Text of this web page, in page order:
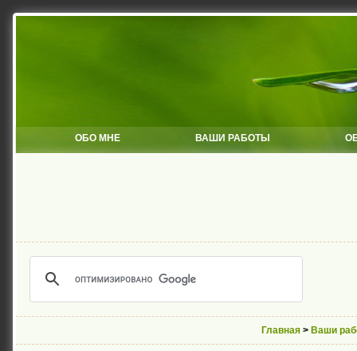
ОБО МНЕ ВАШИ РАБОТЫ
Главная > Ваши